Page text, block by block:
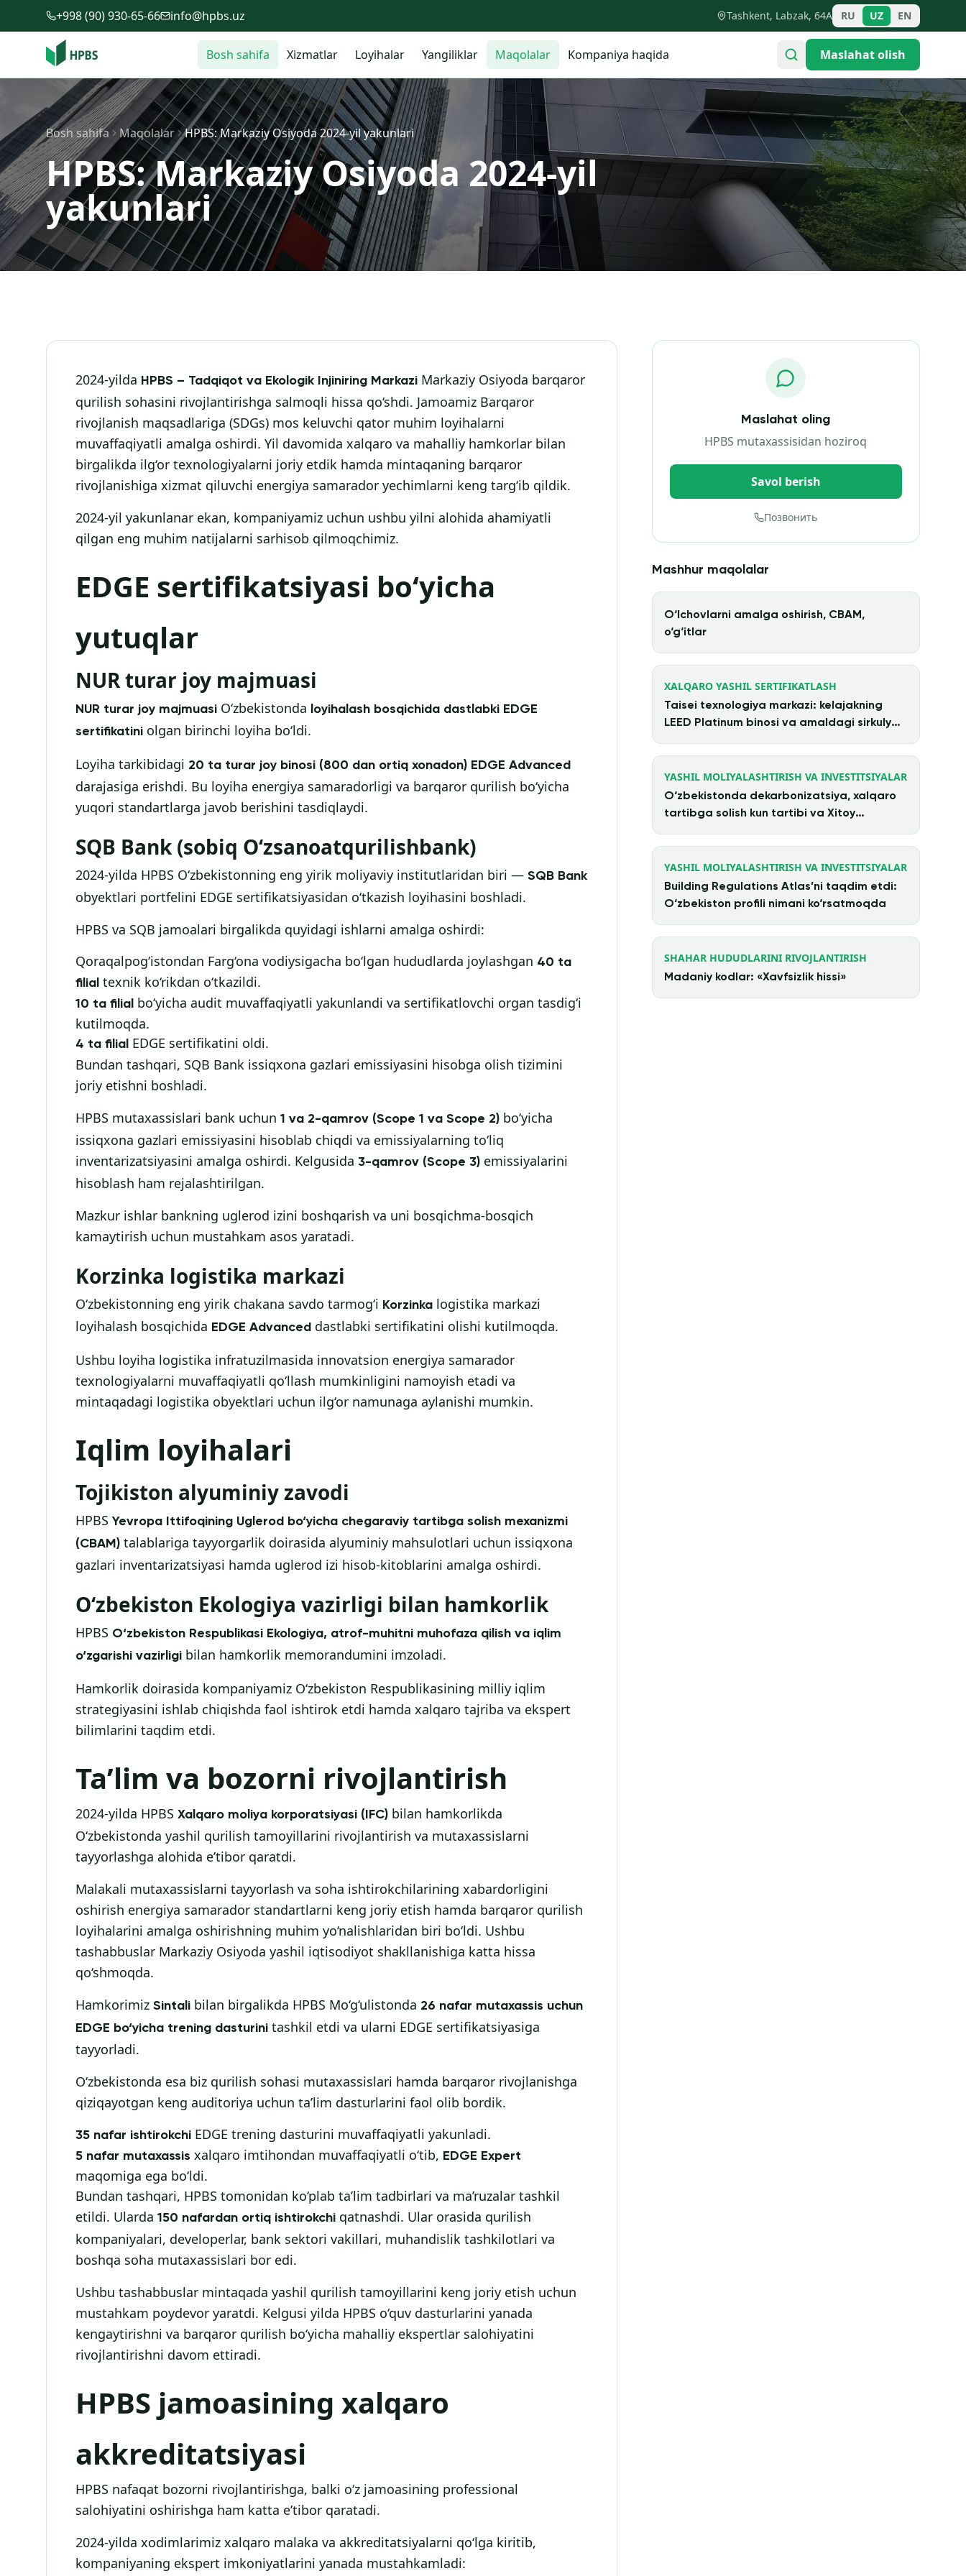
Tarkibga o'tish+998 (90) 930-65-66 info@hpbs.uz Tashkent, Labzak, 64A RU UZ EN
Bosh sahifa Xizmatlar Loyihalar Yangiliklar Maqolalar Kompaniya haqida Maslahat olish
Bosh sahifa Maqolalar HPBS: Markaziy Osiyoda 2024-yil yakunlari
HPBS: Markaziy Osiyoda 2024-yil
yakunlari
2024-yilda HPBS – Tadqiqot va Ekologik Injiniring Markazi Markaziy Osiyoda barqaror
qurilish sohasini rivojlantirishga salmoqli hissa qo‘shdi. Jamoamiz Barqaror
rivojlanish maqsadlariga (SDGs) mos keluvchi qator muhim loyihalarni
muvaffaqiyatli amalga oshirdi. Yil davomida xalqaro va mahalliy hamkorlar bilan
birgalikda ilg‘or texnologiyalarni joriy etdik hamda mintaqaning barqaror
rivojlanishiga xizmat qiluvchi energiya samarador yechimlarni keng targ‘ib qildik.
2024-yil yakunlanar ekan, kompaniyamiz uchun ushbu yilni alohida ahamiyatli
qilgan eng muhim natijalarni sarhisob qilmoqchimiz.
EDGE sertifikatsiyasi bo‘yicha
yutuqlar
NUR turar joy majmuasi
NUR turar joy majmuasi O‘zbekistonda
loyihalash bosqichida dastlabki EDGE
sertifikatini olgan birinchi loyiha bo‘ldi.
Loyiha tarkibidagi 20 ta turar joy binosi (800 dan ortiq xonadon) EDGE Advanced
darajasiga erishdi. Bu loyiha energiya samaradorligi va barqaror qurilish bo‘yicha
yuqori standartlarga javob berishini tasdiqlaydi.
SQB Bank (sobiq O‘zsanoatqurilishbank)
2024-yilda HPBS O‘zbekistonning eng yirik moliyaviy institutlaridan biri — SQB Bank
obyektlari portfelini EDGE sertifikatsiyasidan o‘tkazish loyihasini boshladi.
HPBS va SQB jamoalari birgalikda quyidagi ishlarni amalga oshirdi:
Qoraqalpog‘istondan Farg‘ona vodiysigacha bo‘lgan hududlarda joylashgan 40 ta
filial texnik ko‘rikdan o‘tkazildi.
10 ta filial bo‘yicha audit muvaffaqiyatli yakunlandi va sertifikatlovchi organ tasdig‘i
kutilmoqda.
4 ta filial EDGE sertifikatini oldi.
Bundan tashqari, SQB Bank issiqxona gazlari emissiyasini hisobga olish tizimini
joriy etishni boshladi.
HPBS mutaxassislari bank uchun 1 va 2-qamrov (Scope 1 va Scope 2) bo‘yicha
issiqxona gazlari emissiyasini hisoblab chiqdi va emissiyalarning to‘liq
inventarizatsiyasini amalga oshirdi. Kelgusida 3-qamrov (Scope 3) emissiyalarini
hisoblash ham rejalashtirilgan.
Mazkur ishlar bankning uglerod izini boshqarish va uni bosqichma-bosqich
kamaytirish uchun mustahkam asos yaratadi.
Korzinka logistika markazi
O‘zbekistonning eng yirik chakana savdo tarmog‘i Korzinka logistika markazi
loyihalash bosqichida EDGE Advanced dastlabki sertifikatini olishi kutilmoqda.
Ushbu loyiha logistika infratuzilmasida innovatsion energiya samarador
texnologiyalarni muvaffaqiyatli qo‘llash mumkinligini namoyish etadi va
mintaqadagi logistika obyektlari uchun ilg‘or namunaga aylanishi mumkin.
Iqlim loyihalari
Tojikiston alyuminiy zavodi
HPBS Yevropa Ittifoqining Uglerod bo‘yicha chegaraviy tartibga solish mexanizmi
(CBAM) talablariga tayyorgarlik doirasida alyuminiy mahsulotlari uchun issiqxona
gazlari inventarizatsiyasi hamda uglerod izi hisob-kitoblarini amalga oshirdi.
O‘zbekiston Ekologiya vazirligi bilan hamkorlik
HPBS O‘zbekiston Respublikasi Ekologiya, atrof-muhitni muhofaza qilish va iqlim
o‘zgarishi vazirligi bilan hamkorlik memorandumini imzoladi.
Hamkorlik doirasida kompaniyamiz O‘zbekiston Respublikasining milliy iqlim
strategiyasini ishlab chiqishda faol ishtirok etdi hamda xalqaro tajriba va ekspert
bilimlarini taqdim etdi.
Ta’lim va bozorni rivojlantirish
2024-yilda HPBS Xalqaro moliya korporatsiyasi (IFC) bilan hamkorlikda
O‘zbekistonda yashil qurilish tamoyillarini rivojlantirish va mutaxassislarni
tayyorlashga alohida e’tibor qaratdi.
Malakali mutaxassislarni tayyorlash va soha ishtirokchilarining xabardorligini
oshirish energiya samarador standartlarni keng joriy etish hamda barqaror qurilish
loyihalarini amalga oshirishning muhim yo‘nalishlaridan biri bo‘ldi. Ushbu
tashabbuslar Markaziy Osiyoda yashil iqtisodiyot shakllanishiga katta hissa
qo‘shmoqda.
Hamkorimiz Sintali bilan birgalikda HPBS Mo‘g‘ulistonda 26 nafar mutaxassis uchun
EDGE bo‘yicha trening dasturini tashkil etdi va ularni EDGE sertifikatsiyasiga
tayyorladi.
O‘zbekistonda esa biz qurilish sohasi mutaxassislari hamda barqaror rivojlanishga
qiziqayotgan keng auditoriya uchun ta’lim dasturlarini faol olib bordik.
35 nafar ishtirokchi EDGE trening dasturini muvaffaqiyatli yakunladi.
5 nafar mutaxassis xalqaro imtihondan muvaffaqiyatli o‘tib, EDGE Expert
maqomiga ega bo‘ldi.
Bundan tashqari, HPBS tomonidan ko‘plab ta’lim tadbirlari va ma’ruzalar tashkil
etildi. Ularda 150 nafardan ortiq ishtirokchi qatnashdi. Ular orasida qurilish
kompaniyalari, developerlar, bank sektori vakillari, muhandislik tashkilotlari va
boshqa soha mutaxassislari bor edi.
Ushbu tashabbuslar mintaqada yashil qurilish tamoyillarini keng joriy etish uchun
mustahkam poydevor yaratdi. Kelgusi yilda HPBS o‘quv dasturlarini yanada
kengaytirishni va barqaror qurilish bo‘yicha mahalliy ekspertlar salohiyatini
rivojlantirishni davom ettiradi.
HPBS jamoasining xalqaro
akkreditatsiyasi
HPBS nafaqat bozorni rivojlantirishga, balki o‘z jamoasining professional
salohiyatini oshirishga ham katta e’tibor qaratadi.
2024-yilda xodimlarimiz xalqaro malaka va akkreditatsiyalarni qo‘lga kiritib,
kompaniyaning ekspert imkoniyatlarini yanada mustahkamladi:
Maslahat oling
HPBS mutaxassisidan hoziroq
Savol berish
Позвонить
Mashhur maqolalar
O‘lchovlarni amalga oshirish, CBAM,
o‘g‘itlar
XALQARO YASHIL SERTIFIKATLASH
Taisei texnologiya markazi: kelajakning
LEED Platinum binosi va amaldagi sirkulyar
YASHIL MOLIYALASHTIRISH VA INVESTITSIYALAR
O‘zbekistonda dekarbonizatsiya, xalqaro
tartibga solish kun tartibi va Xitoy
YASHIL MOLIYALASHTIRISH VA INVESTITSIYALAR
Building Regulations Atlas’ni taqdim etdi:
O‘zbekiston profili nimani ko‘rsatmoqda
SHAHAR HUDUDLARINI RIVOJLANTIRISH
Madaniy kodlar: «Xavfsizlik hissi»